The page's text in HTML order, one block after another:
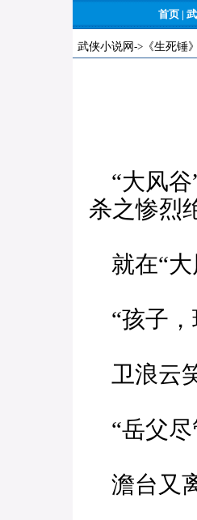
首页 |
武侠小说网 -> 《生死锤》
“大风谷
杀之惨烈
就在“大
“孩子
卫浪云
“岳父尽
澹台又